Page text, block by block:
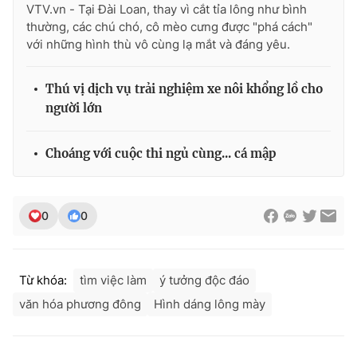
Theo dõi báo trên
Cơ quan chủ quản:
Cơ quan báo chí:
Tổng Biên tập:Vũ Thanh Thủy
Phó Tổng Biên tập:Nguyễn Thị Mỹ Hạnh, Phạm Quốc Thắng,
VTV.vn - Tại Đài Loan, thay vì cắt tỉa lông như bình
thường, các chú chó, cô mèo cưng được "phá cách"
với những hình thù vô cùng lạ mắt và đáng yêu.
Thú vị dịch vụ trải nghiệm xe nôi khổng lồ cho
người lớn
Choáng với cuộc thi ngủ cùng... cá mập
0 0
Từ khóa: tìm việc làm
ý tưởng độc đáo
văn hóa phương đông
Hình dáng lông mày